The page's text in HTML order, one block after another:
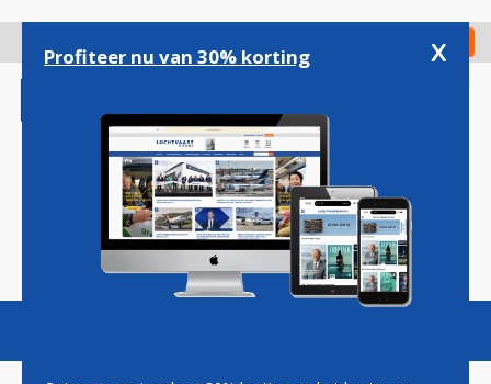
gaan
Check in
Magazine Podcasts Vacatures
Profiteer nu van 30% korting x